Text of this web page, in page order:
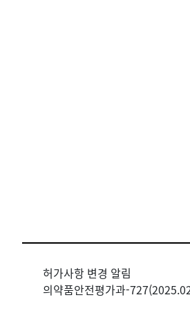
허가사항 변경 알림
의약품안전평가과-